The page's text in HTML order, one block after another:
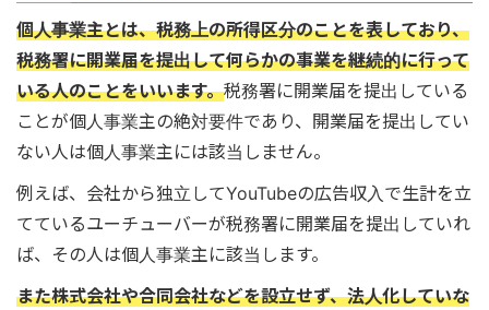
個人事業主とは、税務上の所得区分のことを表しており、
税務署に開業届を提出して何らかの事業を継続的に行って
いる人のことをいいます。税務署に開業届を提出している
ことが個人事業主の絶対要件であり、開業届を提出してい
ない人は個人事業主には該当しません。
例えば、会社から独立してYouTubeの広告収入で生計を立
てているユーチューバーが税務署に開業届を提出していれ
ば、その人は個人事業主に該当します。
また株式会社や合同会社などを設立せず、法人化していな